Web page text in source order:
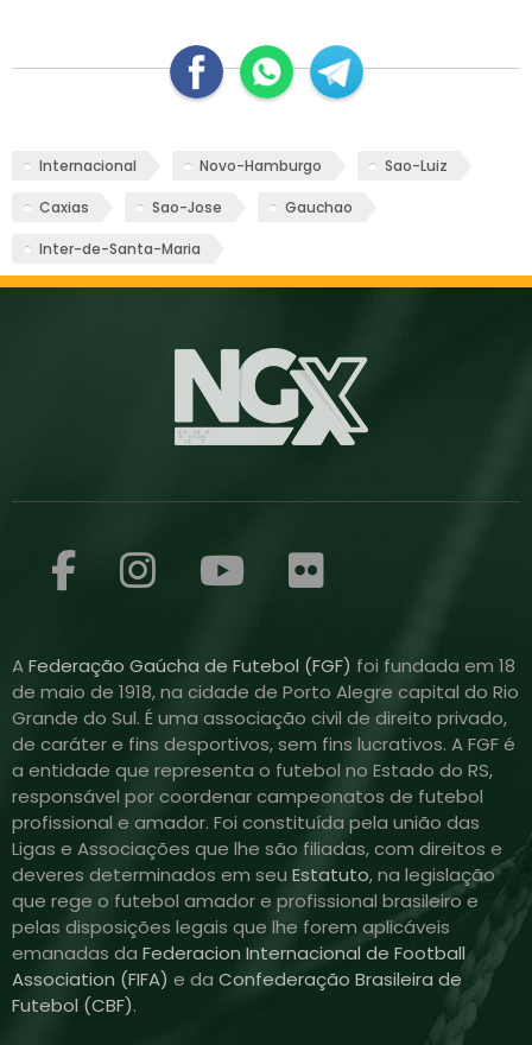
Internacional Novo-Hamburgo Sao-Luiz
Caxias Sao-Jose Gauchao
Inter-de-Santa-Maria
AFederação Gaúcha de Futebol (FGF) foi fundada em 18
de maio de 1918, na cidade de Porto Alegre capital do Rio
Grande do Sul. É uma associação civil de direito privado,
de caráter e fins desportivos, sem fins lucrativos. A FGF é
a entidade que representa o futebol no Estado do RS,
responsável por coordenar campeonatos de futebol
profissional e amador. Foi constituída pela união das
Ligas e Associações que lhe são filiadas, com direitos e
deveres determinados em seu Estatuto, na legislação
que rege o futebol amador e profissional brasileiro e
pelas disposições legais que lhe forem aplicáveis
emanadas da Federacion Internacional de Football
Association (FIFA) e da Confederação Brasileira de
Futebol (CBF).